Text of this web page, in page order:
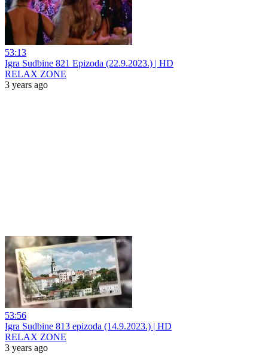
53:13
Igra Sudbine 821 Epizoda (22.9.2023.) | HD
RELAX ZONE
3 years ago
53:56
Igra Sudbine 813 epizoda (14.9.2023.) | HD
RELAX ZONE
3 years ago